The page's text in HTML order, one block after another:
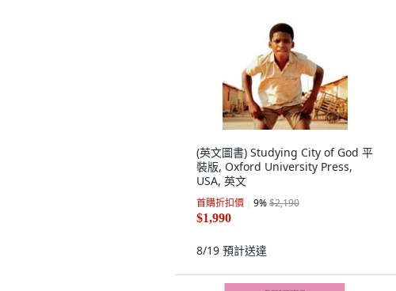
(英文圖書) Studying City of God 平
裝版, Oxford University Press,
USA, 英文
首購折扣價 9%$2,190
$1,990
8/19 預計送達